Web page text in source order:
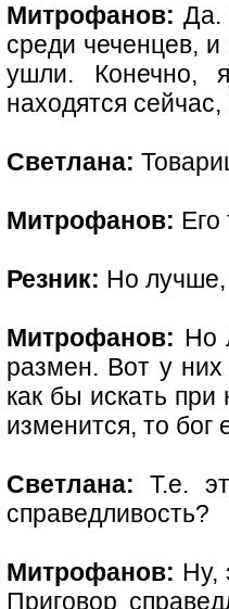
Митрофанов: Да.
среди чеченцев, и
ушли. Конечно,
находятся
Светлана:
Митрофанов:
Резник: Но
Митрофанов: Но
размен. Вот у них
как бы искать
изменится, то бог
Светлана: Т.е.
справедливость?
Митрофанов: Ну,
Приговор